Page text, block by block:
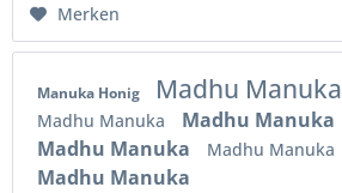
Merken
Manuka Honig Madhu Manuka
Madhu Manuka Madhu Manuka
Madhu Manuka Madhu Manuka
Madhu Manuka